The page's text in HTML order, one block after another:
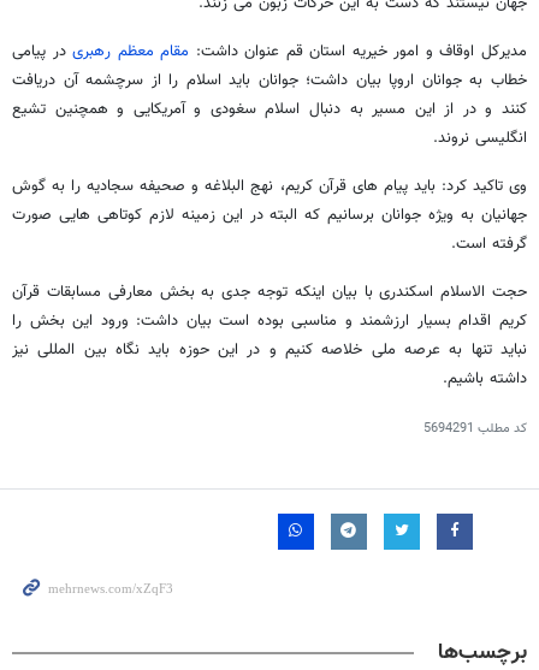
مدیرکل اوقاف و امور خیریه استان قم عنوان داشت: مقام معظم رهبریدر پیامی
خطاب به جوانان اروپا بیان داشت؛ جوانان باید اسلام را از سرچشمه آن دریافت
کنند و در از این مسیر به دنبال اسلام سغودی و آمریکایی و همچنین تشیع
انگلیسی نروند.
وی تاکید کرد: باید پیام های قرآن کریم، نهج البلاغه و صحیفه سجادیه را به گوش
جهانیان به ویژه جوانان برسانیم که البته در این زمینه لازم کوتاهی هایی صورت
گرفته است.
حجت الاسلام اسکندری با بیان اینکه توجه جدی به بخش معارفی مسابقات قرآن
کریم اقدام بسیار ارزشمند و مناسبی بوده است بیان داشت: ورود این بخش را
نباید تنها به عرصه ملی خلاصه کنیم و در این حوزه باید نگاه بین المللی نیز
داشته باشیم.
کد مطلب 5694291
برچسب‌ها